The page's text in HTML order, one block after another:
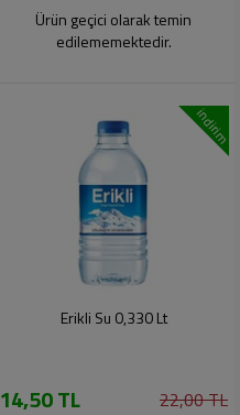
Ürün geçici olarak temin
edilememektedir.
indirim
Erikli Su 0,330 Lt
14,50 TL 22,00 TL